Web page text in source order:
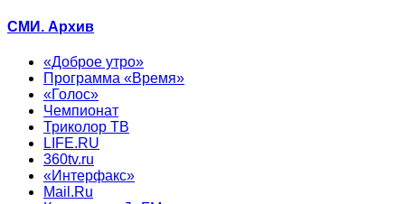
СМИ. Архив
«Доброе утро»
Программа «Время»
«Голос»
Чемпионат
Триколор ТВ
LIFE.RU
360tv.ru
«Интерфакс»
Mail.Ru